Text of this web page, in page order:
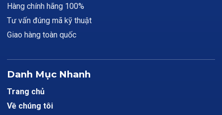
Hàng chính hãng 100%
Tư vấn đúng mã kỹ thuật
Giao hàng toàn quốc
Danh Mục Nhanh
Trang chủ
Về chúng tôi